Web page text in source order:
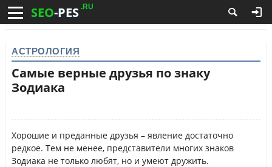
SEO-PES .RU
АСТРОЛОГИЯ
Самые верные друзья по знаку
Зодиака
Хорошие и преданные друзья – явление достаточно
редкое. Тем не менее, представители многих знаков
Зодиака не только любят, но и умеют дружить.